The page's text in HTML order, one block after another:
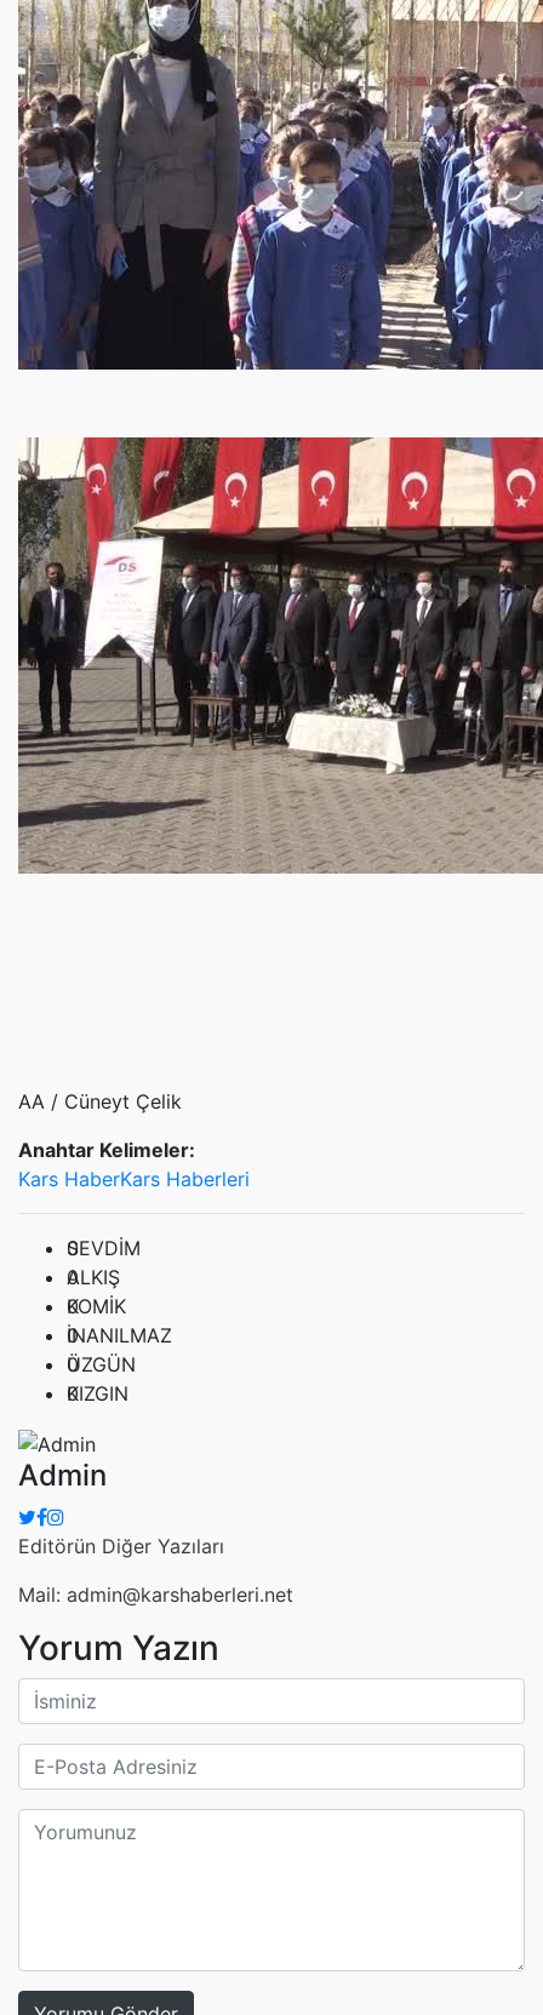
AA / Cüneyt Çelik
Anahtar Kelimeler:
Kars HaberKars Haberleri
0
SEVDİM
0
ALKIŞ
0
KOMİK
0
İNANILMAZ
0
ÜZGÜN
0
KIZGIN
Admin
Editörün Diğer Yazıları
Mail: admin@karshaberleri.net
Yorum Yazın